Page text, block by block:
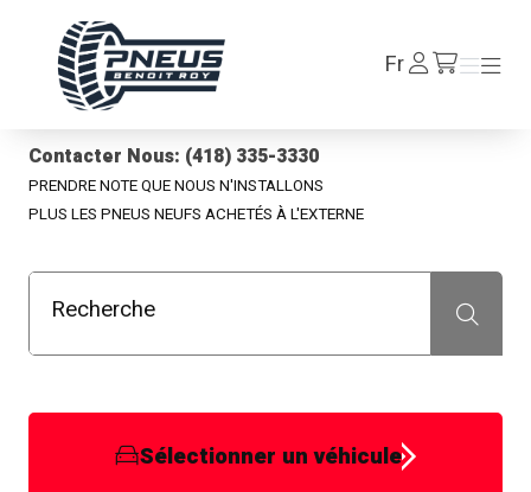
FrSe
connecter/fr/cart
Menu
Menu
Contacter Nous: (418) 335-3330
PRENDRE NOTE QUE NOUS N'INSTALLONS
PLUS LES PNEUS NEUFS ACHETÉS À L'EXTERNE
Recherche Recherche
Sélectionner un véhicule